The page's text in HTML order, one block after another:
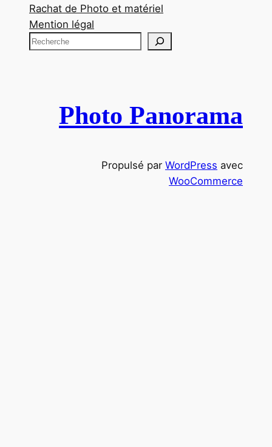
Rachat de Photo et matériel
Mention légal
R
Photo Panorama
Propulsé par WordPress avec
WooCommerce